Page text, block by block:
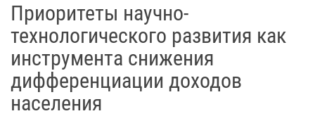
Приоритеты научно-
технологического развития как
инструмента снижения
дифференциации доходов
населения